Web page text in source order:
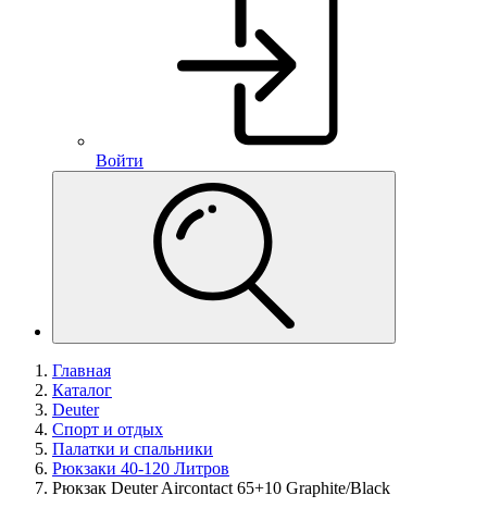
Войти
Главная
Каталог
Deuter
Спорт и отдых
Палатки и спальники
Рюкзаки 40-120 Литров
Рюкзак Deuter Aircontact 65+10 Graphite/Black